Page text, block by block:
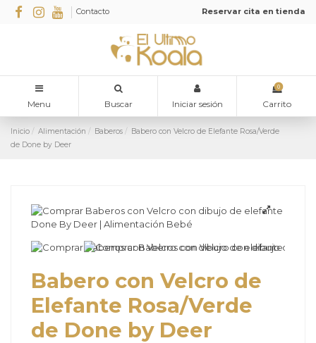
Contacto Reservar cita en tienda
Menu Buscar Iniciar sesión
0
Carrito
Inicio Alimentación Baberos
Babero con Velcro de Elefante Rosa/Verde
de Done by Deer
Babero con Velcro de
Elefante Rosa/Verde
de Done by Deer